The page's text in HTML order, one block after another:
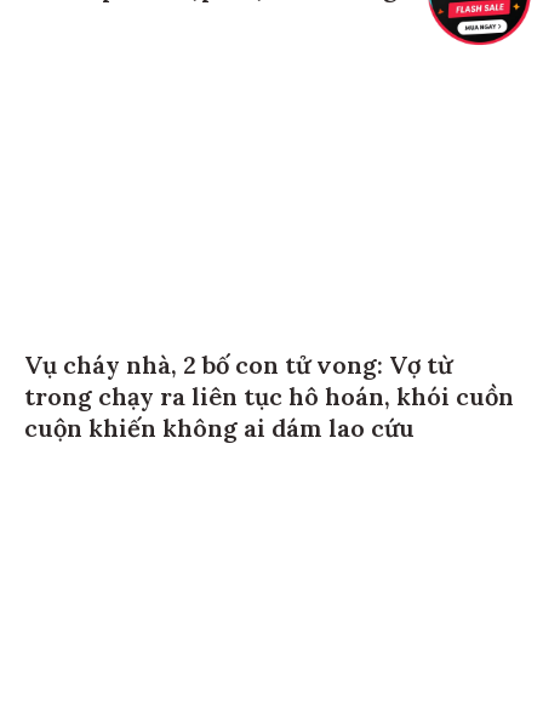
Vụ cháy nhà, 2 bố con tử vong: Vợ từ
trong chạy ra liên tục hô hoán, khói cuồn
cuộn khiến không ai dám lao cứu